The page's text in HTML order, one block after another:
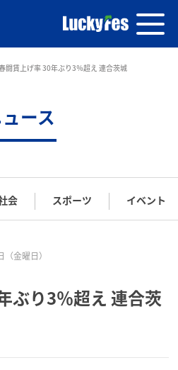
闘賃上げ率 30年ぶり3％超え 連合茨城
ース
会 スポーツ イベント
金曜日）
ぶり3％超え 連合茨